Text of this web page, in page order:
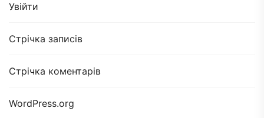
Увійти
Стрічка записів
Стрічка коментарів
WordPress.org